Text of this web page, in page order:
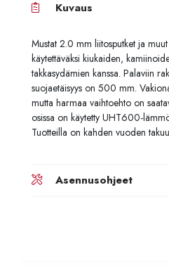
Kuvaus
Mustat 2.0 mm liitosputket ja
käytettäväksi kiukaiden,
takkasydämien kanssa. Palaviin
suojaetäisyys on 500 mm.
mutta harmaa vaihtoehto on
osissa on käytetty UHT600-
Tuotteilla on kahden vuoden
Asennusohjeet